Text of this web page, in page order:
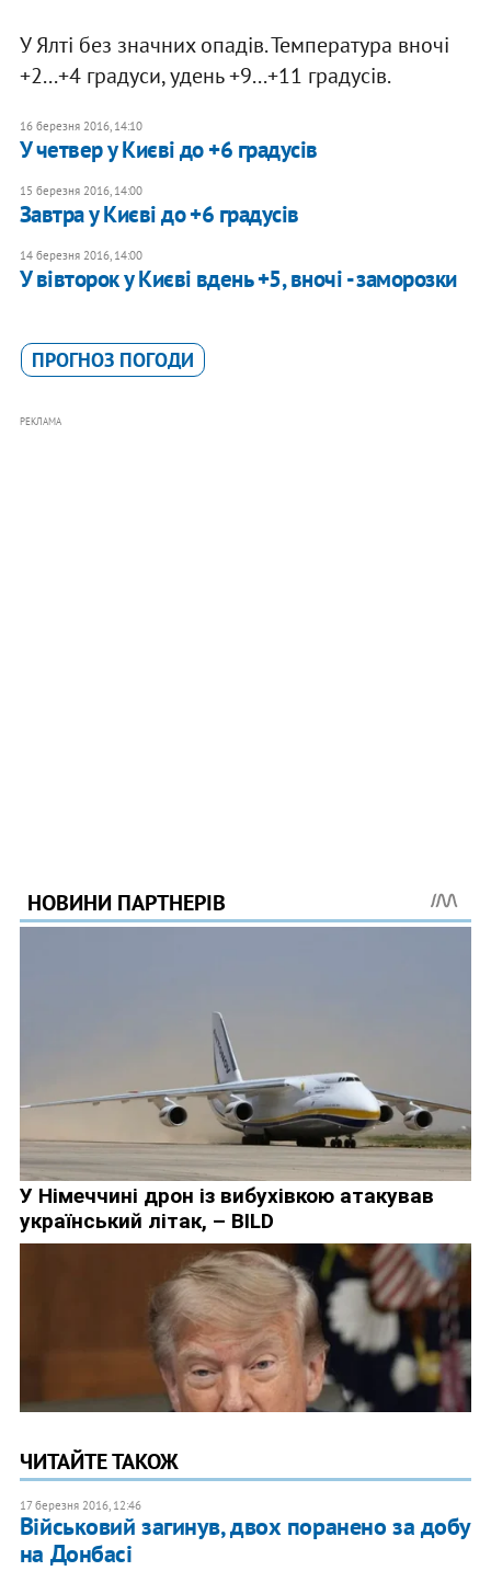
У Ялті без значних опадів. Температура вночі
+2...+4 градуси, удень +9...+11 градусів.
16 березня 2016, 14:10
У четвер у Києві до +6 градусів
15 березня 2016, 14:00
Завтра у Києві до +6 градусів
14 березня 2016, 14:00
У вівторок у Києві вдень +5, вночі - заморозки
ПРОГНОЗ ПОГОДИ
РЕКЛАМА
ЧИТАЙТЕ ТАКОЖ
17 березня 2016, 12:46
Військовий загинув, двох поранено за добу
на Донбасі